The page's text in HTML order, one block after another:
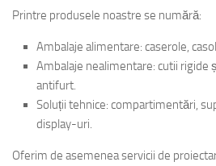
Printre produsele noastre se numără:
Ambalaje alimentare: caserole,
Ambalaje nealimentare: cutii rigide
antifurt.
Soluții tehnice: compartimentări,
display-uri.
Oferim de asemenea servicii de